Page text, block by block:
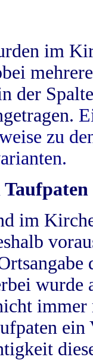
im
der
zu
Taufpaten
im
wurde